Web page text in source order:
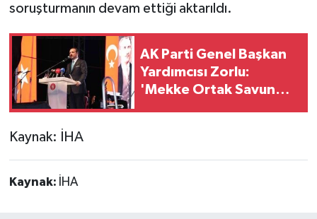
soruşturmanın devam ettiği aktarıldı.
AK Parti Genel Başkan
Yardımcısı Zorlu:
'Mekke Ortak Savunma
alınıyor'
Kaynak: İHA
Kaynak: İHA